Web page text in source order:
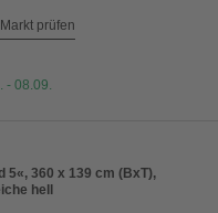
prüfen
- 08.09.
5«, 360 x 139 cm (BxT),
hell